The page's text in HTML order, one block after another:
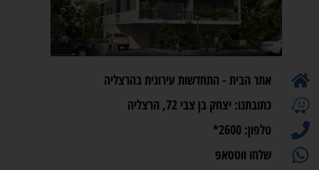
אתר הבית - התחדשות עירונית בהרצליה
כתובתנו: יצחק בן צבי 72, הרצליה
טלפון: 2600*
שלחו ווטסאפ